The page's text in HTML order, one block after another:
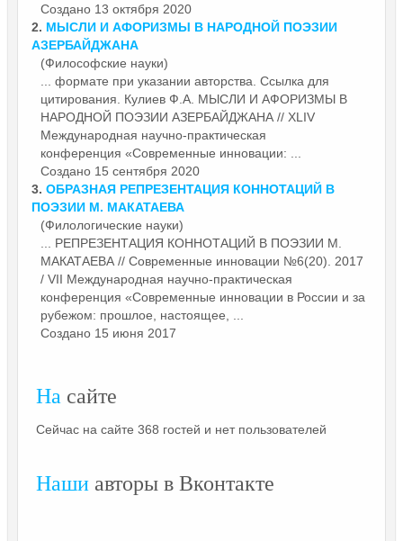
Создано 13 октября 2020
2. МЫСЛИ И АФОРИЗМЫ В НАРОДНОЙ ПОЭЗИИ
АЗЕРБАЙДЖАНА
(Философские науки)
... формате при указании авторства. Ссылка для
цитирования. Кулиев Ф.А. МЫСЛИ И АФОРИЗМЫ В
НАРОДНОЙ ПОЭЗИИ АЗЕРБАЙДЖАНА // XLIV
Международная научно-практическая
конференция «Современные инновации: ...
Создано 15 сентября 2020
3. ОБРАЗНАЯ РЕПРЕЗЕНТАЦИЯ КОННОТАЦИЙ В
ПОЭЗИИ М. МАКАТАЕВА
(Филологические науки)
... РЕПРЕЗЕНТАЦИЯ КОННОТАЦИЙ В ПОЭЗИИ М.
МАКАТАЕВА // Современные инновации №6(20). 2017
/ VII Международная научно-практическая
конференция «Современные инновации в России и за
рубежом: прошлое, настоящее, ...
Создано 15 июня 2017
На сайте
Сейчас на сайте 368 гостей и нет пользователей
Наши авторы в Вконтакте